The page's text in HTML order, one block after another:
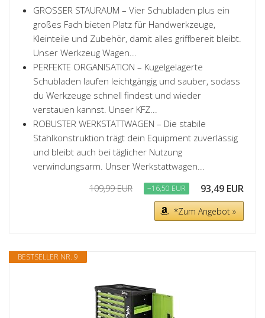
GROSSER STAURAUM – Vier Schubladen plus ein
großes Fach bieten Platz für Handwerkzeuge,
Kleinteile und Zubehör, damit alles griffbereit bleibt.
Unser Werkzeug Wagen...
PERFEKTE ORGANISATION – Kugelgelagerte
Schubladen laufen leichtgängig und sauber, sodass
du Werkzeuge schnell findest und wieder
verstauen kannst. Unser KFZ...
ROBUSTER WERKSTATTWAGEN – Die stabile
Stahlkonstruktion trägt dein Equipment zuverlässig
und bleibt auch bei täglicher Nutzung
verwindungsarm. Unser Werkstattwagen...
109,99 EUR −16,50 EUR 93,49 EUR
*Zum Angebot »
BESTSELLER NR. 9